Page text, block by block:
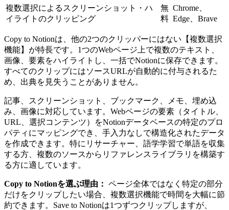
複数選択によるスクリーンショット・ハ
イライトのクリッピング
無
料
Chrome、
Edge、Brave
Copy to Notionは、他の2つのクリッパーにはない【複数選択
機能】が特長です。1つのWebページ上で複数のテキスト、
画像、要素をハイライトし、一括でNotionに保存できます。
すべてのクリップにはソースURLが自動的に付与されるた
め、出典を見失うことがありません。
記事、スクリーンショット、ブックマーク、メモ、埋め込
み、画像に対応しています。Webページの要素（タイトル、
URL、選択コンテンツ）をNotionデータベースの特定のプロ
パティにマッピングでき、手入力なしで構造化されたデータ
を作成できます。特にリサーチャー、語学学習で単語を収集
する方、複数のソースからリファレンスライブラリを構築す
る方に適しています。
Copy to Notionを選ぶ理由： ページ全体ではなく特定の部分
だけをクリップしたい場合、複数選択機能で時間を大幅に節
約できます。Save to Notionは1つずつクリップしますが、